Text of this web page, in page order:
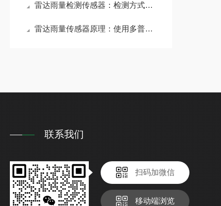
雷达雨量检测传感器：检测方式更加灵敏，可快速侦测到降雨的起始与结束时间
雷达雨量传感器原理：使用多普勒雷达波技术精准测量降雨的水滴下降速度
联系我们
扫码加微信
移动端浏览